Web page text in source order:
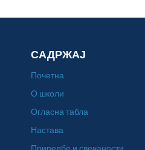
САДРЖАЈ
Почетна
О школи
Огласна табла
Настава